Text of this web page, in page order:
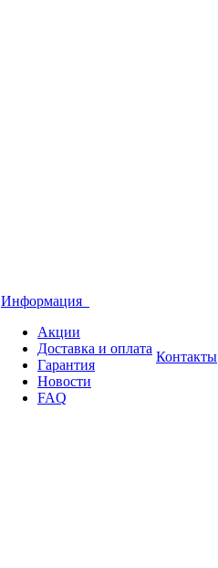
Информация
Акции
Доставка и оплата
Гарантия
Новости
FAQ
Контакты